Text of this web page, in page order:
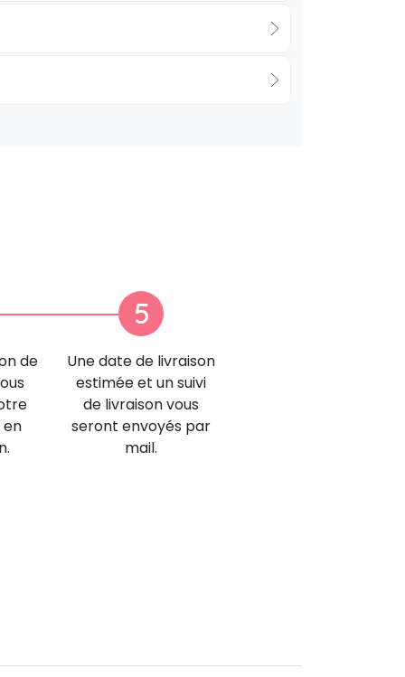
de
5
Une date de livraison
estimée et un suivi
de livraison vous
seront envoyés par
mail.